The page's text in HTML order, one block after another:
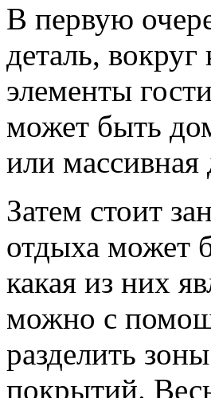
В первую
деталь,
элементы
может быть
или массивная
Затем стоит
отдыха может
какая из них
можно с
разделить
покрытий.